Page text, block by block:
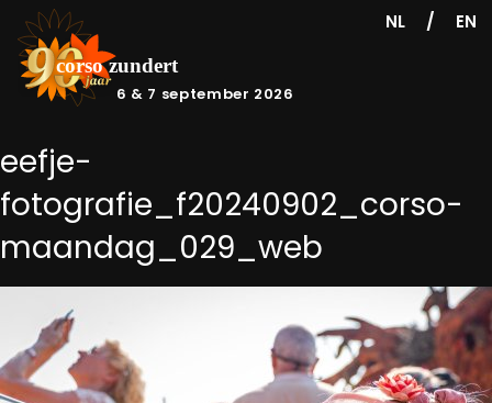
6 & 7 september 2026
NL / EN
eefje-
fotografie_f20240902_corso-
maandag_029_web